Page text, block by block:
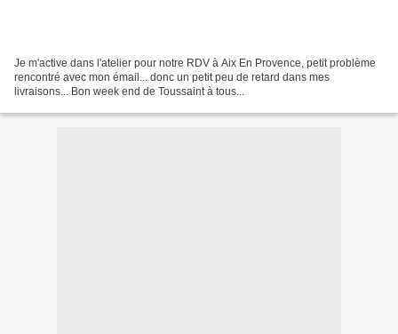
Je m'active dans l'atelier pour notre RDV à Aix En Provence, petit problème
rencontré avec mon émail... donc un petit peu de retard dans mes
livraisons... Bon week end de Toussaint à tous...